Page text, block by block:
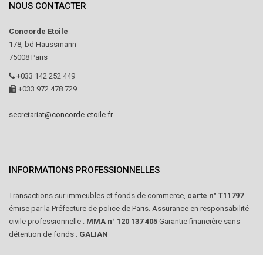
NOUS CONTACTER
Concorde Etoile
178, bd Haussmann
75008 Paris
+033 142 252 449
+033 972 478 729
secretariat@concorde-etoile.fr
INFORMATIONS PROFESSIONNELLES
Transactions sur immeubles et fonds de commerce, carte n° T11797
émise par la Préfecture de police de Paris. Assurance en responsabilité
civile professionnelle : MMA n° 120 137 405 Garantie financière sans
détention de fonds : GALIAN